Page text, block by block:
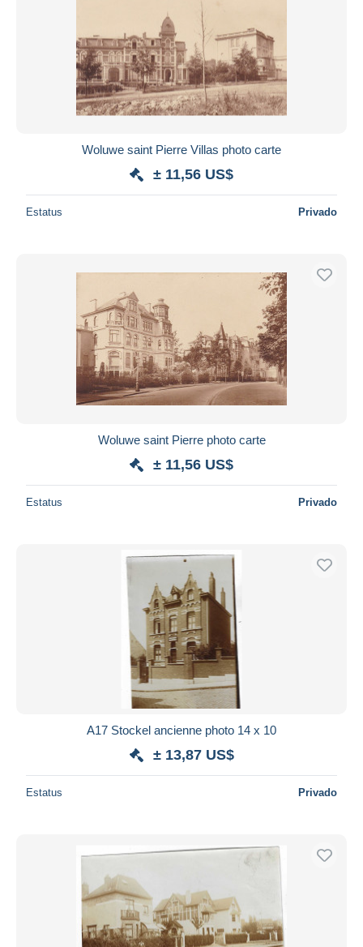
Woluwe saint Pierre Villas photo carte
± 11,56 US$
Estatus Privado
Woluwe saint Pierre photo carte
± 11,56 US$
Estatus Privado
A17 Stockel ancienne photo 14 x 10
± 13,87 US$
Estatus Privado